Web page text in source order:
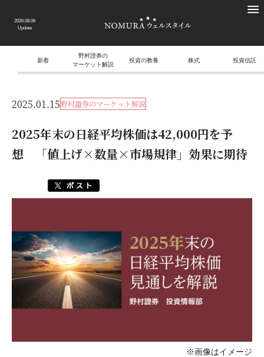
2026.08.06
Update
新着
野村證券の
マーケット解説
投資の教養 株式 投資信託
2025.01.15野村證券のマーケット解説
2025年末の日経平均株価は42,000円を予
想 「値上げ×数量×市場規律」効果に期待
※画像はイメージ